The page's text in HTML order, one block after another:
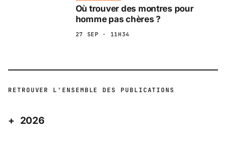
Où trouver des montres pour
homme pas chères ?
27 SEP · 11H34
RETROUVER L'ENSEMBLE DES PUBLICATIONS
2026